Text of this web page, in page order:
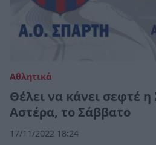
Αθλητικά
Θέλει να κάνει σεφτέ
Αστέρα, το Σάββατο
17/11/2022 18:24